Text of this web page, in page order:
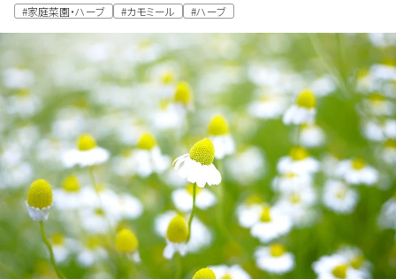
#家庭菜園・ハーブ
#カモミール #ハーブ